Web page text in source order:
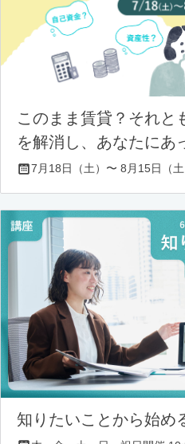
このまま賃貸？それと
を解消し、あなたにあ
7月18日（土）〜 8月15日（
知りたいことから始め